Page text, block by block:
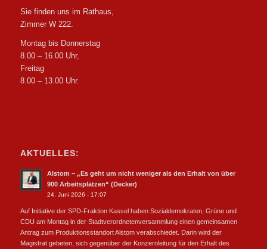
Sie finden uns im Rathaus,
Zimmer W 222.
Montag bis Donnerstag
8.00 – 16.00 Uhr,
Freitag
8.00 – 13.00 Uhr.
AKTUELLES:
Alstom – „Es geht um nicht weniger als den Erhalt von über
900 Arbeitsplätzen“ (Decker)
24. Juni 2026 - 17:07
Auf Initiative der SPD-Fraktion Kassel haben Sozialdemokraten, Grüne und
CDU am Montag in der Stadtverordnetenversammlung einen gemeinsamen
Antrag zum Produktionsstandort Alstom verabschiedet. Darin wird der
Magistrat gebeten, sich gegenüber der Konzernleitung für den Erhalt des